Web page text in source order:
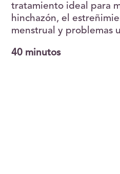
tratamiento ideal para
hinchazón, el
menstrual y problemas
40 minutos